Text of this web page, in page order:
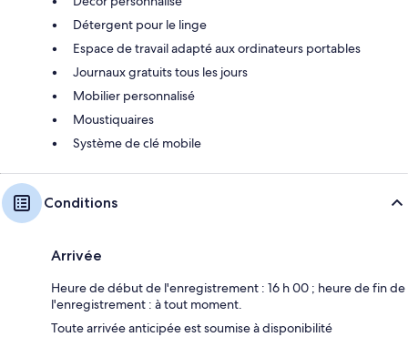
Détergent pour le linge
Espace de travail adapté aux ordinateurs portables
Journaux gratuits tous les jours
Mobilier personnalisé
Moustiquaires
Système de clé mobile
Conditions
Arrivée
Heure de début de l'enregistrement : 16 h 00 ; heure de fin de
l'enregistrement : à tout moment.
Toute arrivée anticipée est soumise à disponibilité